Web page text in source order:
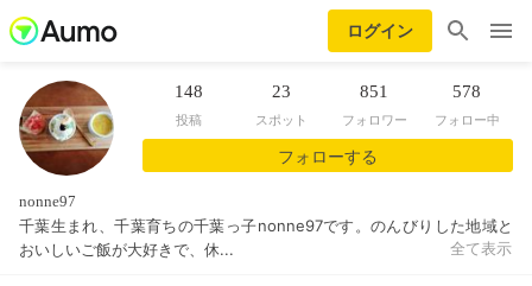
ログイン
148
投稿
23
スポット
851
フォロワー
578
フォロー中
フォローする
nonne97
千葉生まれ、千葉育ちの千葉っ子nonne97です。のんびりした地域と
おいしいご飯が大好きで、休...
全て表示